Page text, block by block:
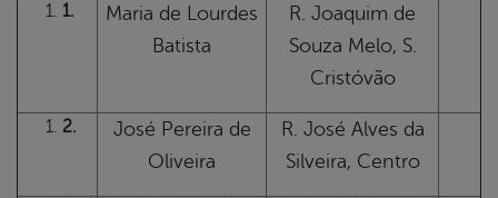
1.
Maria de Lourdes
Batista
R. Joaquim de
Souza Melo, S.
Cristóvão
2.
José Pereira de
Oliveira
R. José Alves da
Silveira, Centro